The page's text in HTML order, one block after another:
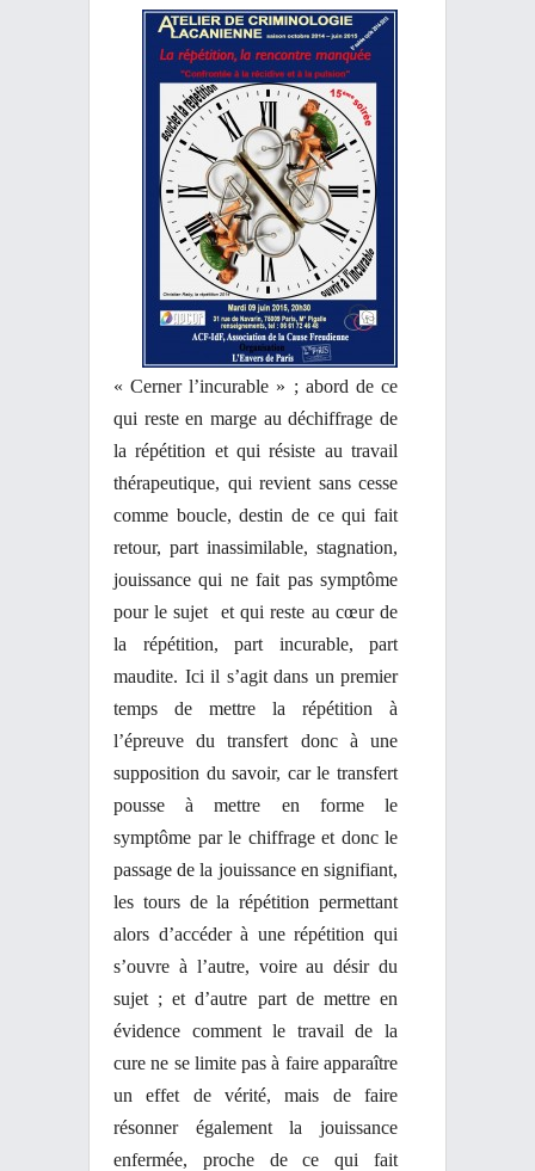
« Cerner l’incurable » ; abord de ce
qui reste en marge au déchiffrage de
la répétition et qui résiste au travail
thérapeutique, qui revient sans cesse
comme boucle, destin de ce qui fait
retour, part inassimilable, stagnation,
jouissance qui ne fait pas symptôme
pour le sujet et qui reste au cœur de
la répétition, part incurable, part
maudite. Ici il s’agit dans un premier
temps de mettre la répétition à
l’épreuve du transfert donc à une
supposition du savoir, car le transfert
pousse à mettre en forme le
symptôme par le chiffrage et donc le
passage de la jouissance en signifiant,
les tours de la répétition permettant
alors d’accéder à une répétition qui
s’ouvre à l’autre, voire au désir du
sujet ; et d’autre part de mettre en
évidence comment le travail de la
cure ne se limite pas à faire apparaître
un effet de vérité, mais de faire
résonner également la jouissance
enfermée, proche de ce qui fait